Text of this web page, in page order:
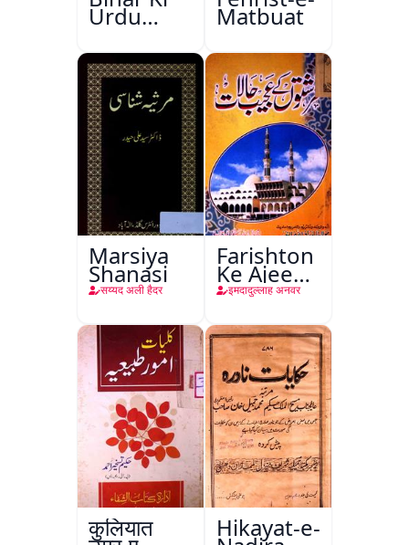
Urdu
Kitabon
Ka
Ishariya
Matbuat
Marsiya
Shanasi
सय्यद अली हैदर
Farishton
Ke Ajeeb
Halat
इमदादुल्लाह अनवर
कुलियात Hikayat-e-